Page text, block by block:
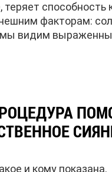
способность
факторам:
мы видим
и кому показана.